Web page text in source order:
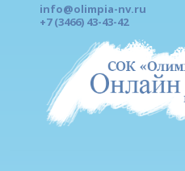
info@olimpia-nv.ru
+7 (3466) 43-43-42